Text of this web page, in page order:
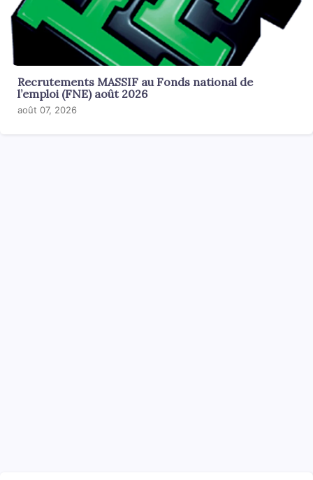
Recrutements MASSIF au Fonds national de
l’emploi (FNE) août 2026
août 07, 2026